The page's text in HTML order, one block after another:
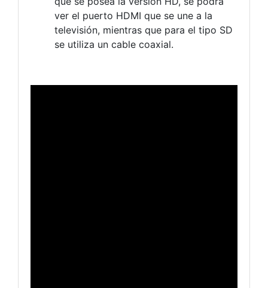
ver el puerto HDMI que se une a la
televisión, mientras que para el tipo SD
se utiliza un cable coaxial.